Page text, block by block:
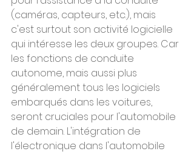
(caméras, capteurs, etc.), mais
c'est surtout son activité logicielle
qui intéresse les deux groupes. Car
les fonctions de conduite
autonome, mais aussi plus
généralement tous les logiciels
embarqués dans les voitures,
seront cruciales pour l'automobile
de demain. L'intégration de
l'électronique dans l'automobile